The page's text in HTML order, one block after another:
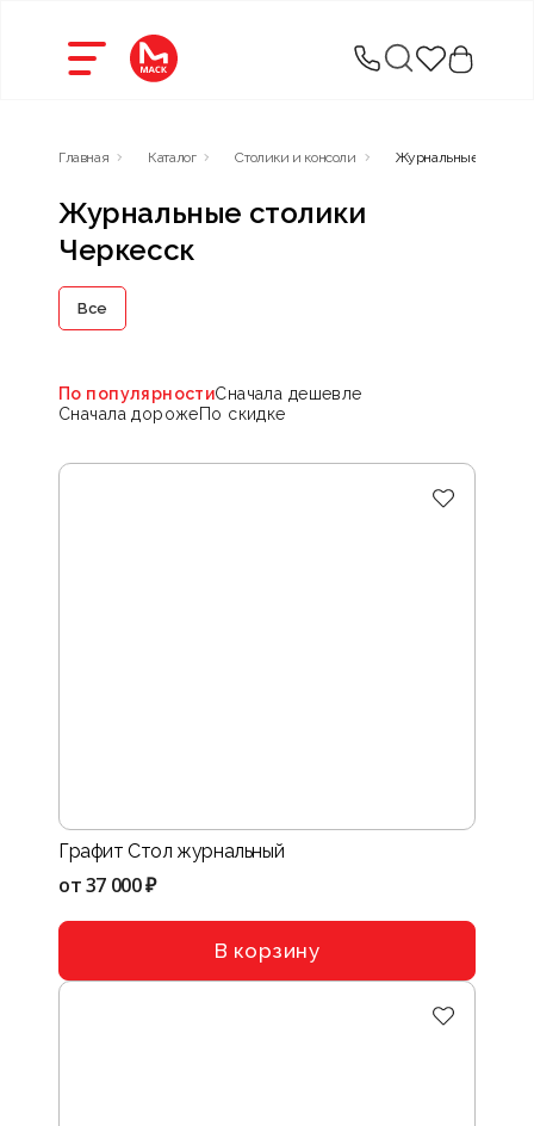
Главная Каталог Столики и консоли Журнальные столики
Журнальные столики
Черкесск
Все
По популярностиСначала дешевле
Сначала дорожеПо скидке
Графит Стол журнальный
от37 000 ₽
В корзину